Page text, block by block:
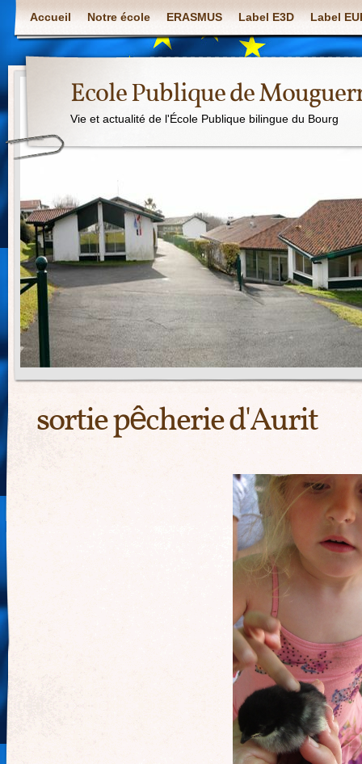
Accueil Notre école ERASMUS Label E3D Label
Ecole Publique de
Vie et actualité de l'École Publique bilingue du Bourg
sortie pêcherie d'Aurit